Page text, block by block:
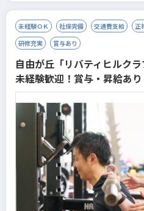
未経験ＯＫ 社保完備 交通費支給 正
研修充実
賞与あり
自由が丘「リバティヒルク
未経験歓迎！賞与・昇給あり